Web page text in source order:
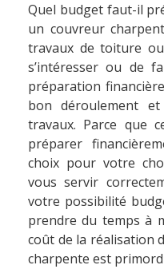
Quel budget faut-il
un couvreur
travaux de toiture
s’intéresser ou de
préparation
bon déroulement
travaux. Parce que
préparer
choix pour votre
vous servir
votre possibilité
prendre du temps à
coût de la réalisation
charpente est